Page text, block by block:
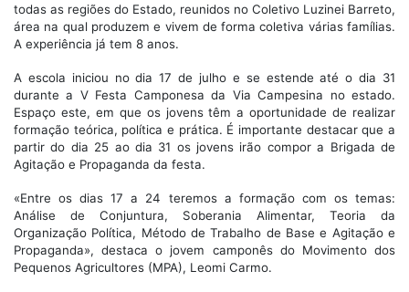
todas as regiões do Estado, reunidos no Coletivo Luzinei Barreto,
área na qual produzem e vivem de forma coletiva várias famílias.
A experiência já tem 8 anos.
A escola iniciou no dia 17 de julho e se estende até o dia 31
durante a V Festa Camponesa da Via Campesina no estado.
Espaço este, em que os jovens têm a oportunidade de realizar
formação teórica, política e prática. É importante destacar que a
partir do dia 25 ao dia 31 os jovens irão compor a Brigada de
Agitação e Propaganda da festa.
«Entre os dias 17 a 24 teremos a formação com os temas:
Análise de Conjuntura, Soberania Alimentar, Teoria da
Organização Política, Método de Trabalho de Base e Agitação e
Propaganda», destaca o jovem camponês do Movimento dos
Pequenos Agricultores (MPA), Leomi Carmo.